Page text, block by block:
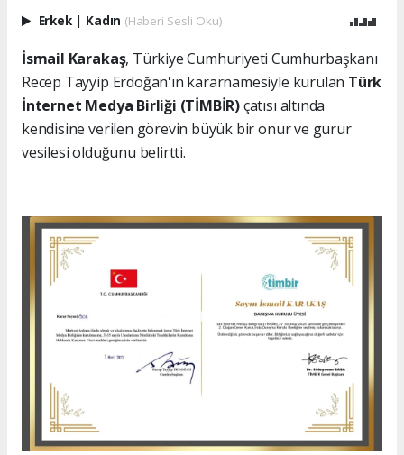
Erkek | Kadın (Haberi Sesli Oku)
İsmail Karakaş, Türkiye Cumhuriyeti Cumhurbaşkanı
Recep Tayyip Erdoğan'ın kararnamesiyle kurulan Türk
İnternet Medya Birliği (TİMBİR)çatısı altında
kendisine verilen görevin büyük bir onur ve gurur
vesilesi olduğunu belirtti.